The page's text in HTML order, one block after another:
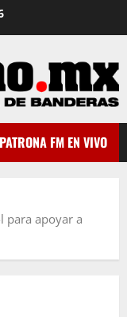
FM EN VIVO
para apoyar a